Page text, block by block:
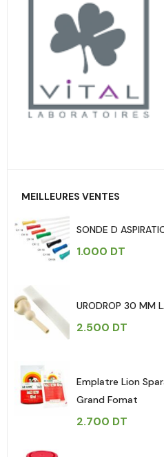
MEILLEURES VENTES
SONDE D
1.000 DT
URODROP 30 MM
2.500 DT
Emplatre Lion
Grand Fomat
2.700 DT